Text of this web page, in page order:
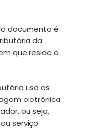
documento é
da
que reside o
usa as
eletrônica
ou seja,
ou serviço.